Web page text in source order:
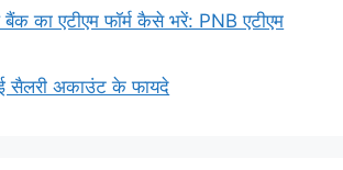
का एटीएम फॉर्म कैसे भरें: PNB एटीएम
सैलरी अकाउंट के फायदे